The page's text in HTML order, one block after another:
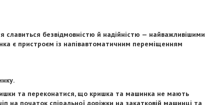
безвідмовністю й надійністю — найважливішими
є пристроєм із напівавтоматичним переміщенням
та переконатися, що кришка та машинка не мають
на початок спіральної доріжки на закатковій машинці та